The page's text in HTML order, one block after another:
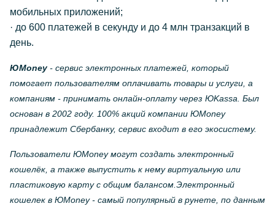
мобильных приложений;
· до 600 платежей в секунду и до 4 млн транзакций в
день.
ЮMoney- сервис электронных платежей, который
помогает пользователям оплачивать товары и услуги, а
компаниям - принимать онлайн-оплату через ЮKassa. Был
основан в 2002 году. 100% акций компании ЮMoney
принадлежит Сбербанку, сервис входит в его экосистему.
Пользователи ЮMoney могут создать электронный
кошелёк, а также выпустить к нему виртуальную или
пластиковую карту с общим балансом.Электронный
кошелек в ЮMoney - самый популярный в рунете, по данным